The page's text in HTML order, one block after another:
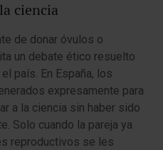
ciencia
de donar óvulos o
un debate ético resuelto
país. En España, los
expresamente para
a la ciencia sin haber sido
Solo cuando la pareja ya
reproductivos se les